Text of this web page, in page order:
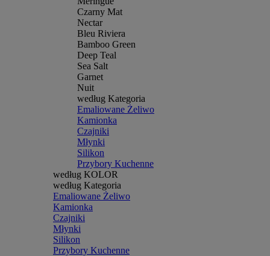
Czarny Mat
Nectar
Bleu Riviera
Bamboo Green
Deep Teal
Sea Salt
Garnet
Nuit
według Kategoria
Emaliowane Żeliwo
Kamionka
Czajniki
Młynki
Silikon
Przybory Kuchenne
według KOLOR
według Kategoria
Emaliowane Żeliwo
Kamionka
Czajniki
Młynki
Silikon
Przybory Kuchenne